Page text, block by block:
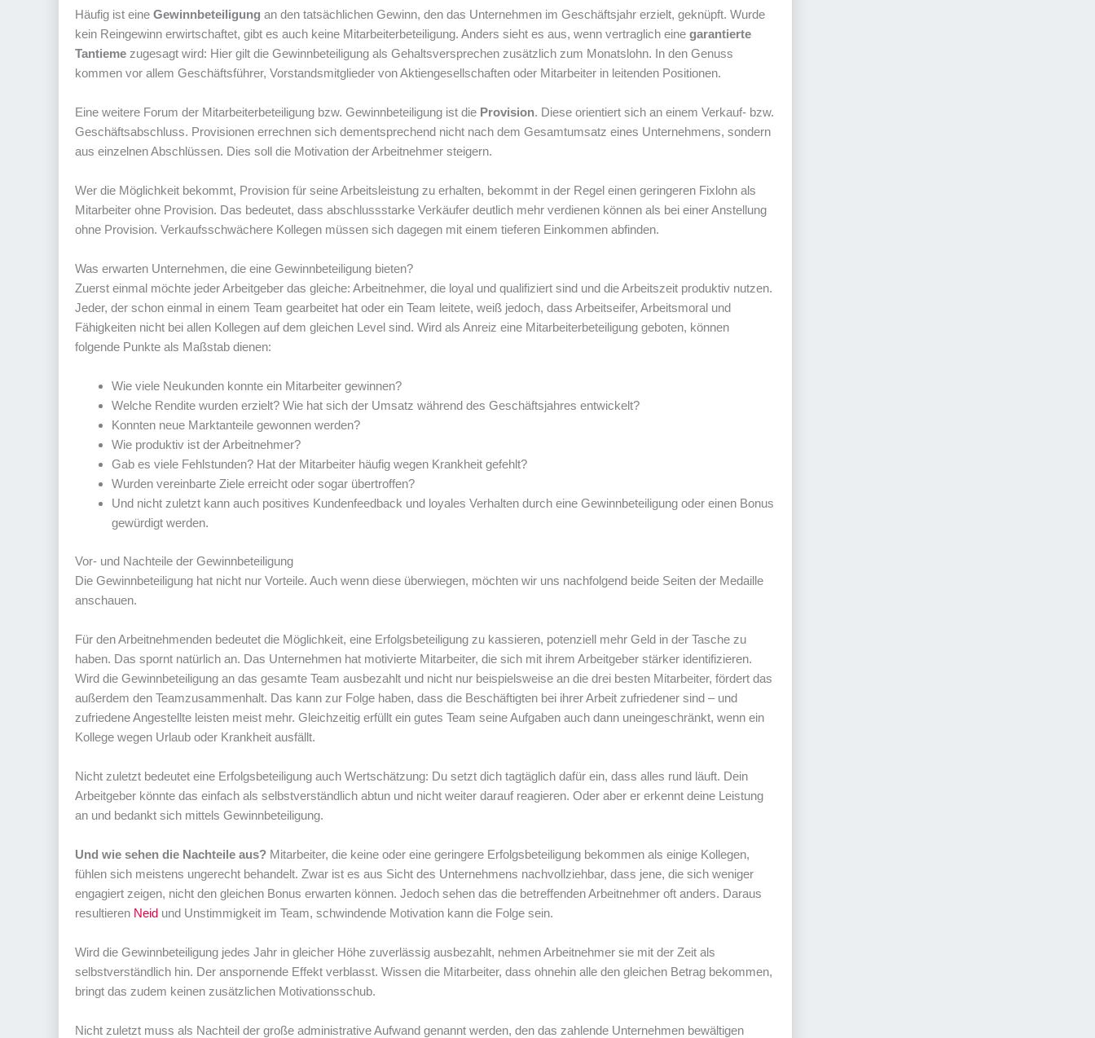
Häufig ist eine Gewinnbeteiligung an den tatsächlichen Gewinn, den das Unternehmen im Geschäftsjahr erzielt, geknüpft. Wurde
kein Reingewinn erwirtschaftet, gibt es auch keine Mitarbeiterbeteiligung. Anders sieht es aus, wenn vertraglich eine garantierte
Tantieme zugesagt wird: Hier gilt die Gewinnbeteiligung als Gehaltsversprechen zusätzlich zum Monatslohn. In den Genuss
kommen vor allem Geschäftsführer, Vorstandsmitglieder von Aktiengesellschaften oder Mitarbeiter in leitenden Positionen.
Eine weitere Forum der Mitarbeiterbeteiligung bzw. Gewinnbeteiligung ist die Provision. Diese orientiert sich an einem Verkauf- bzw.
Geschäftsabschluss. Provisionen errechnen sich dementsprechend nicht nach dem Gesamtumsatz eines Unternehmens, sondern
aus einzelnen Abschlüssen. Dies soll die Motivation der Arbeitnehmer steigern.
Wer die Möglichkeit bekommt, Provision für seine Arbeitsleistung zu erhalten, bekommt in der Regel einen geringeren Fixlohn als
Mitarbeiter ohne Provision. Das bedeutet, dass abschlussstarke Verkäufer deutlich mehr verdienen können als bei einer Anstellung
ohne Provision. Verkaufsschwächere Kollegen müssen sich dagegen mit einem tieferen Einkommen abfinden.
Was erwarten Unternehmen, die eine Gewinnbeteiligung bieten?
Zuerst einmal möchte jeder Arbeitgeber das gleiche: Arbeitnehmer, die loyal und qualifiziert sind und die Arbeitszeit produktiv nutzen.
Jeder, der schon einmal in einem Team gearbeitet hat oder ein Team leitete, weiß jedoch, dass Arbeitseifer, Arbeitsmoral und
Fähigkeiten nicht bei allen Kollegen auf dem gleichen Level sind. Wird als Anreiz eine Mitarbeiterbeteiligung geboten, können
folgende Punkte als Maßstab dienen:
Wie viele Neukunden konnte ein Mitarbeiter gewinnen?
Welche Rendite wurden erzielt? Wie hat sich der Umsatz während des Geschäftsjahres entwickelt?
Konnten neue Marktanteile gewonnen werden?
Wie produktiv ist der Arbeitnehmer?
Gab es viele Fehlstunden? Hat der Mitarbeiter häufig wegen Krankheit gefehlt?
Wurden vereinbarte Ziele erreicht oder sogar übertroffen?
Und nicht zuletzt kann auch positives Kundenfeedback und loyales Verhalten durch eine Gewinnbeteiligung oder einen Bonus
gewürdigt werden.
Vor- und Nachteile der Gewinnbeteiligung
Die Gewinnbeteiligung hat nicht nur Vorteile. Auch wenn diese überwiegen, möchten wir uns nachfolgend beide Seiten der Medaille
anschauen.
Für den Arbeitnehmenden bedeutet die Möglichkeit, eine Erfolgsbeteiligung zu kassieren, potenziell mehr Geld in der Tasche zu
haben. Das spornt natürlich an. Das Unternehmen hat motivierte Mitarbeiter, die sich mit ihrem Arbeitgeber stärker identifizieren.
Wird die Gewinnbeteiligung an das gesamte Team ausbezahlt und nicht nur beispielsweise an die drei besten Mitarbeiter, fördert das
außerdem den Teamzusammenhalt. Das kann zur Folge haben, dass die Beschäftigten bei ihrer Arbeit zufriedener sind – und
zufriedene Angestellte leisten meist mehr. Gleichzeitig erfüllt ein gutes Team seine Aufgaben auch dann uneingeschränkt, wenn ein
Kollege wegen Urlaub oder Krankheit ausfällt.
Nicht zuletzt bedeutet eine Erfolgsbeteiligung auch Wertschätzung: Du setzt dich tagtäglich dafür ein, dass alles rund läuft. Dein
Arbeitgeber könnte das einfach als selbstverständlich abtun und nicht weiter darauf reagieren. Oder aber er erkennt deine Leistung
an und bedankt sich mittels Gewinnbeteiligung.
Und wie sehen die Nachteile aus? Mitarbeiter, die keine oder eine geringere Erfolgsbeteiligung bekommen als einige Kollegen,
fühlen sich meistens ungerecht behandelt. Zwar ist es aus Sicht des Unternehmens nachvollziehbar, dass jene, die sich weniger
engagiert zeigen, nicht den gleichen Bonus erwarten können. Jedoch sehen das die betreffenden Arbeitnehmer oft anders. Daraus
resultieren Neid und Unstimmigkeit im Team, schwindende Motivation kann die Folge sein.
Wird die Gewinnbeteiligung jedes Jahr in gleicher Höhe zuverlässig ausbezahlt, nehmen Arbeitnehmer sie mit der Zeit als
selbstverständlich hin. Der anspornende Effekt verblasst. Wissen die Mitarbeiter, dass ohnehin alle den gleichen Betrag bekommen,
bringt das zudem keinen zusätzlichen Motivationsschub.
Nicht zuletzt muss als Nachteil der große administrative Aufwand genannt werden, den das zahlende Unternehmen bewältigen